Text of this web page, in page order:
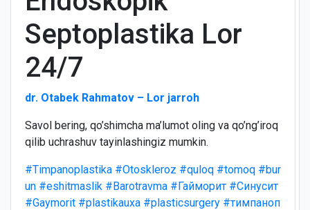
Septoplastika Lor
24/7
dr. Otabek Rahmatov – Lor jarroh
Savol bering, qo’shimcha ma’lumot oling va qo’ng’iroq
qilib uchrashuv tayinlashingiz mumkin.
#Timpanoplastika #Otoskleroz #quloq #tomoq #bur
un #eshitmaslik #Barotravma #Гайморит #Синусит
#Gaymorit #plastikauxa #plasticsurgery #тимпаноп